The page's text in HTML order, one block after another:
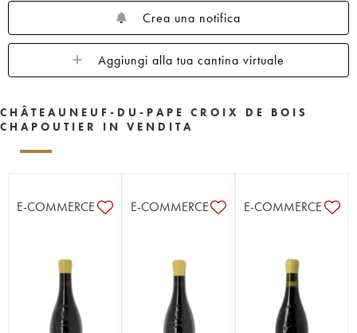
Crea una notifica
Aggiungi alla tua cantina virtuale
CHÂTEAUNEUF-DU-PAPE CROIX DE BOIS
CHAPOUTIER IN VENDITA
E-COMMERCE E-COMMERCE E-COMMERCE